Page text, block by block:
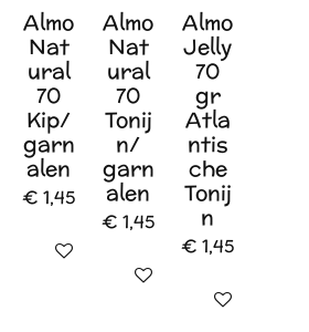
Almo
Nat
ural
70
Kip/
garn
alen
€ 1,45
In winkelwagen
Almo
Nat
ural
70
Tonij
n/
garn
alen
€ 1,45
In winkelwagen
Almo
Jelly
70
gr
Atla
ntis
che
Tonij
n
€ 1,45
In winkelwagen